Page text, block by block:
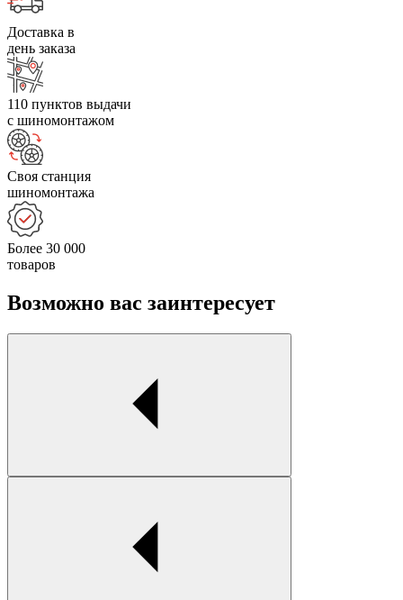
Доставка в
день заказа
110 пунктов выдачи
с шиномонтажом
Своя станция
шиномонтажа
Более 30 000
товаров
Возможно вас заинтересует